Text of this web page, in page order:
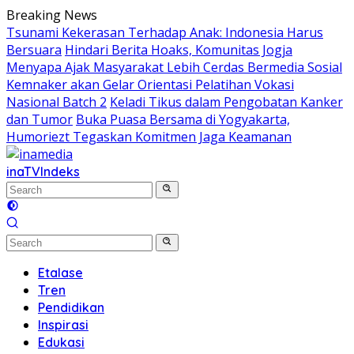
Skip
to
content
Breaking News
Tsunami Kekerasan Terhadap Anak: Indonesia Harus
Bersuara Hindari Berita Hoaks, Komunitas Jogja
Menyapa Ajak Masyarakat Lebih Cerdas Bermedia Sosial
Kemnaker akan Gelar Orientasi Pelatihan Vokasi
Nasional Batch 2 Keladi Tikus dalam Pengobatan Kanker
dan Tumor Buka Puasa Bersama di Yogyakarta,
Humoriezt Tegaskan Komitmen Jaga Keamanan
inaTVIndeks
Etalase
Tren
Pendidikan
Inspirasi
Edukasi